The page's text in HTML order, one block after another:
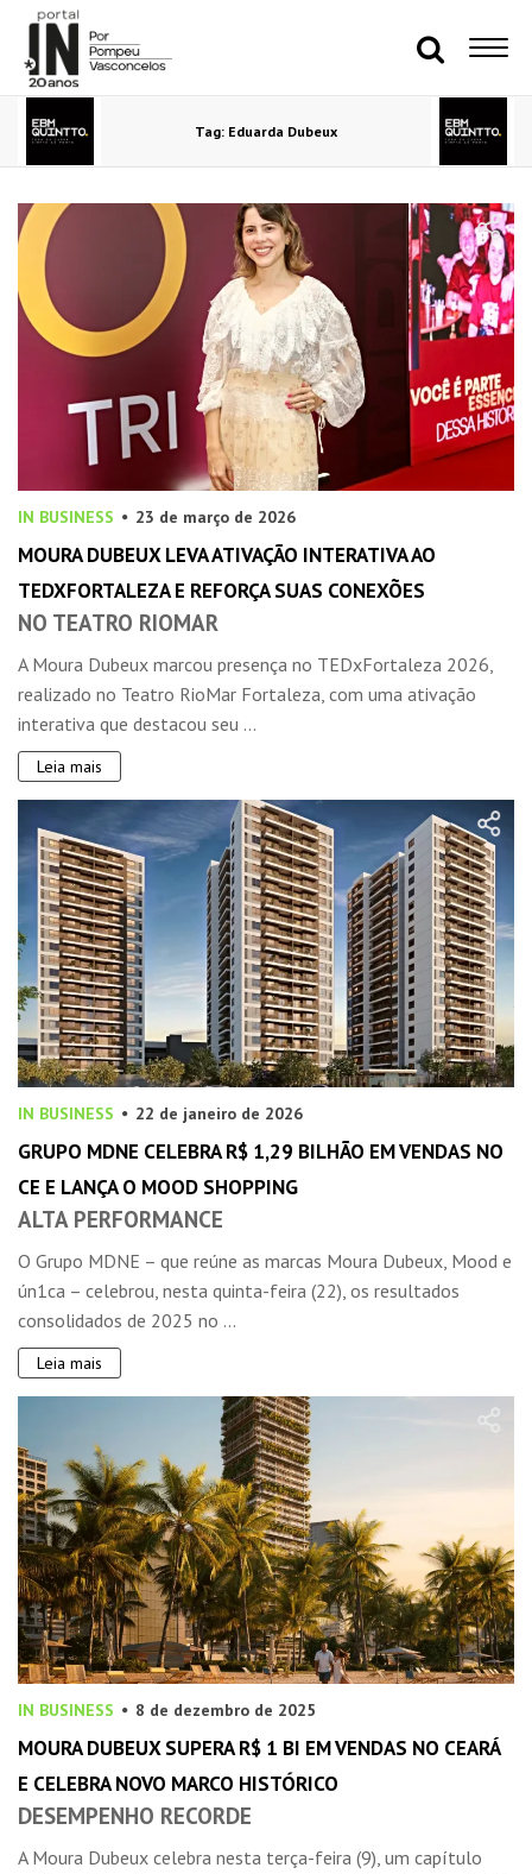
Tag: Eduarda Dubeux
IN BUSINESS 23 de março de 2026
MOURA DUBEUX LEVA ATIVAÇÃO INTERATIVA AO
TEDXFORTALEZA E REFORÇA SUAS CONEXÕES
NO TEATRO RIOMAR
A Moura Dubeux marcou presença no TEDxFortaleza 2026,
realizado no Teatro RioMar Fortaleza, com uma ativação
interativa que destacou seu ...
Leia mais
IN BUSINESS 22 de janeiro de 2026
GRUPO MDNE CELEBRA R$ 1,29 BILHÃO EM VENDAS NO
CE E LANÇA O MOOD SHOPPING
ALTA PERFORMANCE
O Grupo MDNE – que reúne as marcas Moura Dubeux, Mood e
ún1ca – celebrou, nesta quinta-feira (22), os resultados
consolidados de 2025 no ...
Leia mais
IN BUSINESS 8 de dezembro de 2025
MOURA DUBEUX SUPERA R$ 1 BI EM VENDAS NO CEARÁ
E CELEBRA NOVO MARCO HISTÓRICO
DESEMPENHO RECORDE
A Moura Dubeux celebra nesta terça-feira (9), um capítulo